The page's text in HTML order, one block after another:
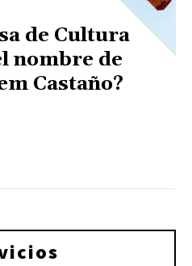
de Cultura
nombre de
Castaño?